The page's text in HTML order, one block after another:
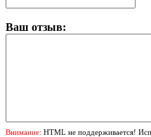
Ваш отзыв:
Внимание: HTML не поддерживается!